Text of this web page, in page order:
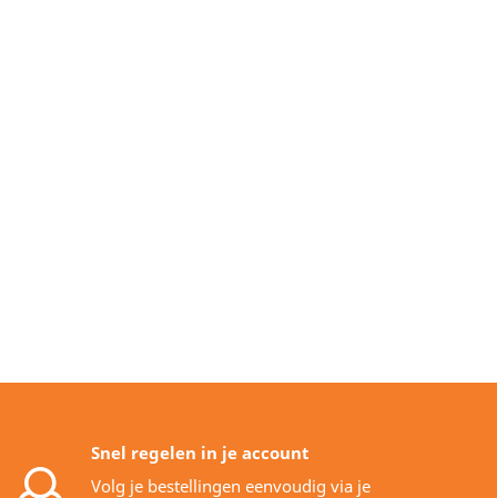
Snel regelen in je account
Volg je bestellingen eenvoudig via je